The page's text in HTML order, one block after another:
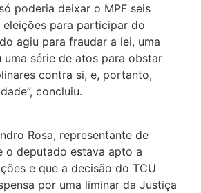
poderia deixar o MPF seis
eleições para participar do
agiu para fraudar a lei, uma
série de atos para obstar
contra si, e, portanto,
concluiu.
Rosa, representante de
o deputado estava apto a
e que a decisão do TCU
por uma liminar da Justiça